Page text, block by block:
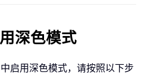
深色模式
启用深色模式，请按照以下步